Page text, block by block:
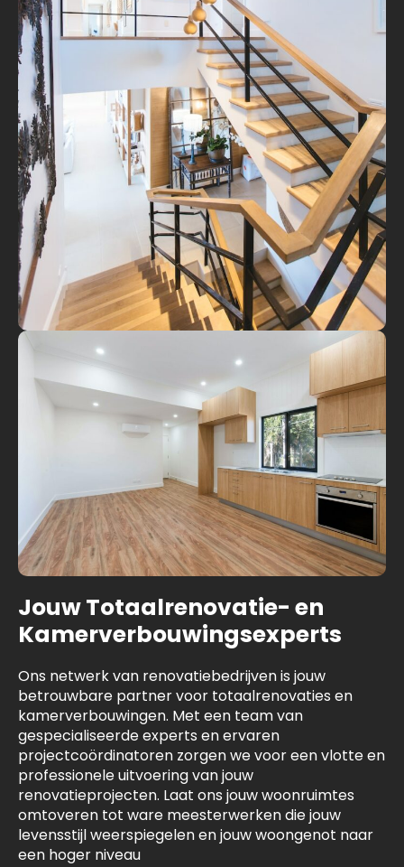
Jouw Totaalrenovatie- en
Kamerverbouwingsexperts
Ons netwerk van renovatiebedrijven is jouw
betrouwbare partner voor totaalrenovaties en
kamerverbouwingen. Met een team van
gespecialiseerde experts en ervaren
projectcoördinatoren zorgen we voor een vlotte en
professionele uitvoering van jouw
renovatieprojecten. Laat ons jouw woonruimtes
omtoveren tot ware meesterwerken die jouw
levensstijl weerspiegelen en jouw woongenot naar
een hoger niveau